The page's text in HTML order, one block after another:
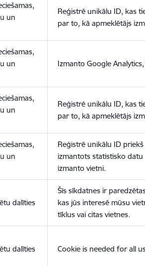
un
Reģistrē unikālu ID, kas
par to, kā apmeklētājs
un
Izmanto Google
un
Reģistrē unikālu ID, kas
par to, kā apmeklētājs
un
Reģistrē unikālu ID
izmantots statistisko
izmanto vietni.
dalīties
Šīs sīkdatnes ir
kas jūs interesē mūsu
tīklus vai citas vietnes.
dalīties
Cookie is needed for all